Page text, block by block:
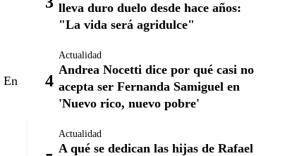
En
lleva duro duelo desde hace años:
"La vida será agridulce"
Actualidad
Andrea Nocetti dice por qué casi no
acepta ser Fernanda Samiguel en
'Nuevo rico, nuevo pobre'
Actualidad
A qué se dedican las hijas de Rafael